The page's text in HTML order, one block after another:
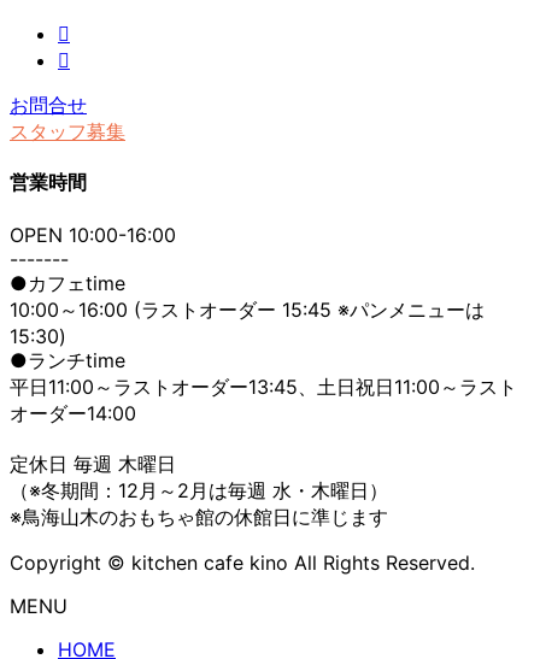
お問合せ
スタッフ募集
営業時間
OPEN 10:00-16:00
-------
●カフェtime
10:00～16:00 (ラストオーダー 15:45 ※パンメニューは
15:30)
●ランチtime
平日11:00～ラストオーダー13:45、土日祝日11:00～ラスト
オーダー14:00
定休日 毎週 木曜日
（※冬期間：12月～2月は毎週 水・木曜日）
※鳥海山木のおもちゃ館の休館日に準じます
Copyright © kitchen cafe kino All Rights Reserved.
MENU
HOME